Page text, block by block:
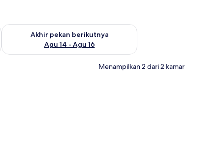
Agu 7 - Agu 9
Akhir pekan berikutnya
Agu 14 - Agu 16
Periksa ketersediaan untuk akhir pekan berikutnya Agu 14 -
Menampilkan 2 dari 2 kamar